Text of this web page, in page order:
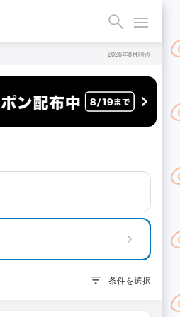
2026年8月時点
条件を選択